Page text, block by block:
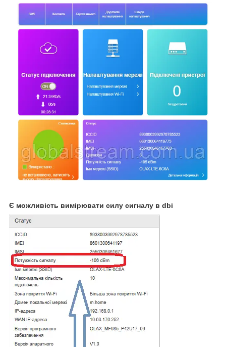
Є можливість вимірювати силу сигналу в dbi